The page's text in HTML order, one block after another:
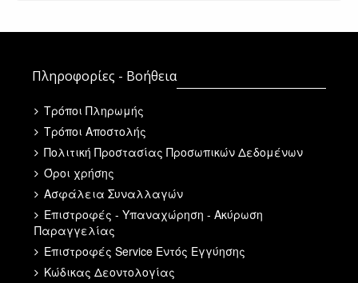
Πληροφορίες - Βοήθεια
Τρόποι Πληρωμής
Τρόποι Αποστολής
Πολιτική Προστασίας Προσωπικών Δεδομένων
Όροι χρήσης
Ασφάλεια Συναλλαγών
Επιστροφές - Υπαναχώρηση - Ακύρωση
Παραγγελίας
Επιστροφές Service Εντός Εγγύησης
Κώδικας Δεοντολογίας